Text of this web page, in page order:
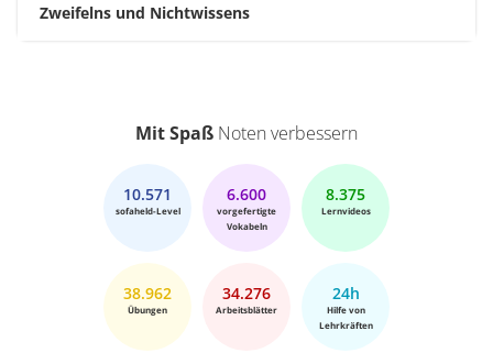
Zweifelns und Nichtwissens
Mit Spaß Noten verbessern
10.571
sofaheld-Level
6.600
vorgefertigte
Vokabeln
8.375
Lernvideos
38.962
Übungen
34.276
Arbeitsblätter
24h
Hilfe von
Lehrkräften